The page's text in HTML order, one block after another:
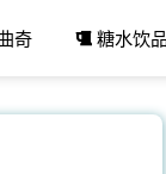
奇 糖水饮品